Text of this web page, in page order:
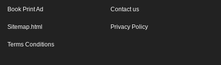
Book Print Ad Contact us
Sitemap.html Privacy Policy
Terms Conditions